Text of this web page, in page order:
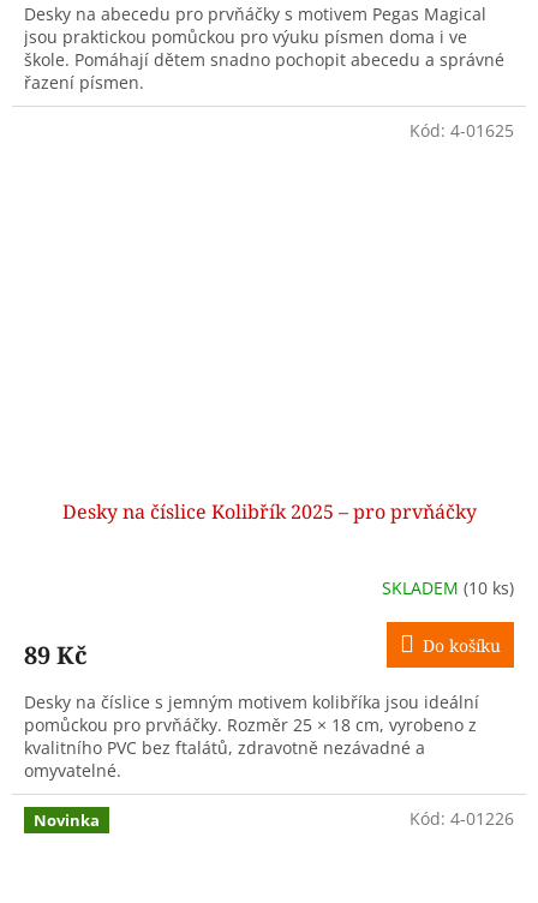
Desky na abecedu pro prvňáčky s motivem Pegas Magical
jsou praktickou pomůckou pro výuku písmen doma i ve
škole. Pomáhají dětem snadno pochopit abecedu a správné
řazení písmen.
Desky na číslice Kolibřík 2025 – pro prvňáčky
SKLADEM (10 ks)
89 Kč Do košíku
Desky na číslice s jemným motivem kolibříka jsou ideální
pomůckou pro prvňáčky. Rozměr 25 × 18 cm, vyrobeno z
kvalitního PVC bez ftalátů, zdravotně nezávadné a
omyvatelné.
Kód: 4-01625
Novinka Kód: 4-01226